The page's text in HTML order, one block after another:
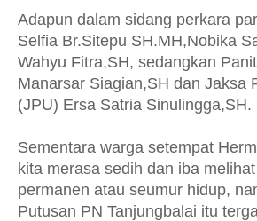
Adapun dalam sidang perkara
Selfia Br.Sitepu SH.MH,Nobika
Wahyu Fitra,SH, sedangkan
Manarsar Siagian,SH dan Jaksa
(JPU) Ersa Satria Sinulingga,SH.
Sementara warga setempat
kita merasa sedih dan iba
permanen atau seumur hidup,
Putusan PN Tanjungbalai itu